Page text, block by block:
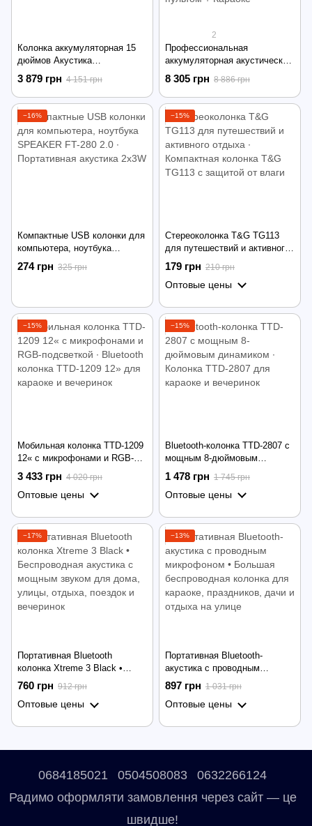
Колонка аккумуляторная 15
дюймов Акустика
музыкальная с микрофоном
мобильная на колесиках ZPX-
7783 150W
3 879 грн 4 151 грн
2
Профессиональная
аккумуляторная акустическая
система ZPX ZX8888
Комплект акустики
Музыкальные колонки с
пультом + Караоке
8 305 грн 8 886 грн
−16%
Компактные USB колонки для
компьютера, ноутбука
SPEAKER FT-280 2.0 ∙
Портативная акустика 2х3W
274 грн 325 грн
−15%
Стереоколонка T&G TG113
для путешествий и активного
отдыха ∙ Компактная колонка
T&G TG113 с защитой от
влаги
179 грн 210 грн
Оптовые цены
−15%
Мобильная колонка TTD-1209
12« с микрофонами и RGB-
подсветкой ∙ Bluetooth
колонка TTD-1209 12» для
караоке и вечеринок
3 433 грн 4 020 грн
Оптовые цены
−15%
Bluetooth-колонка TTD-2807 с
мощным 8-дюймовым
динамиком ∙ Колонка TTD-
2807 для караоке и вечеринок
1 478 грн 1 745 грн
Оптовые цены
−17%
Портативная Bluetooth
колонка Xtreme 3 Black •
Беспроводная акустика с
мощным звуком для дома,
улицы, отдыха, поездок и
760 грн 912 грн
Оптовые цены
−13%
Портативная Bluetooth-
акустика с проводным
микрофоном • Большая
беспроводная колонка для
караоке, праздников, дачи и
897 грн 1 031 грн
Оптовые цены
0684185021 0504508083
0632266124
Радимо оформляти замовлення через сайт — це
швидше!